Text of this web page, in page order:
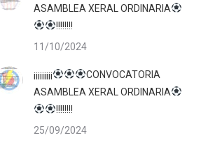
ASAMBLEA XERAL ORDINARIA
!!!!!!!!
11/10/2024
¡¡¡¡¡¡¡¡¡
CONVOCATORIA
ASAMBLEA XERAL ORDINARIA
!!!!!!!!
25/09/2024